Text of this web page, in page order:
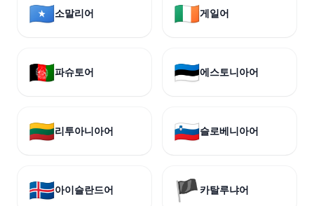
🇸🇴소말리어 🇮🇪게일어
🇦🇫파슈토어 🇪🇪에스토니아어
🇱🇹리투아니아어 🇸🇮슬로베니아어
🇮🇸아이슬란드어 🏴 카탈루냐어